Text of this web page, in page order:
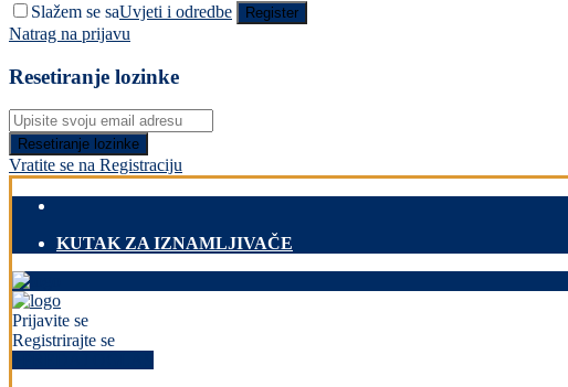
Slažem se saUvjeti i odredbe Register
Natrag na prijavu
Resetiranje lozinke
Resetiranje lozinke
Vratite se na Registraciju
KUTAK ZA IZNAMLJIVAČE
Prijavite se
Registrirajte se